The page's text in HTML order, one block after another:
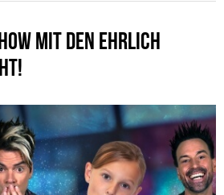
MIT DEN EHRLICH